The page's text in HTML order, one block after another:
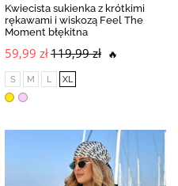
Kwiecista sukienka z krótkimi
rękawami i wiskozą Feel The
Moment błękitna
59,99 zł119,99 zł 🔥
S M L XL